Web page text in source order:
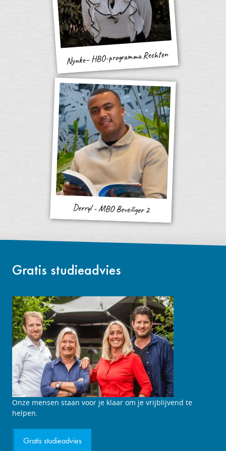
Nynke– HBO-programma Rechten
Derryl - MBO Beveiliger 2
Gratis studieadvies
Studieadviesgesprek
aanvragen
Onze mensen staan voor je klaar om je vrijblijvend te
helpen.
Gratis studieadvies